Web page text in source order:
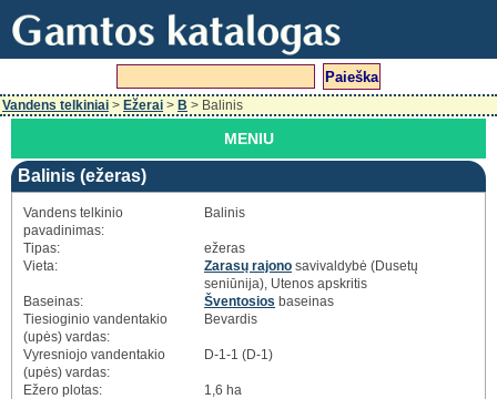
Vandens telkiniai > Ežerai > B > Balinis
MENIU
Balinis (ežeras)
Vandens telkinio
pavadinimas:
Balinis
Tipas:
ežeras
Vieta:
Zarasų rajono savivaldybė (Dusetų
seniūnija), Utenos apskritis
Baseinas:
Šventosios baseinas
Tiesioginio vandentakio
(upės) vardas:
Bevardis
Vyresniojo vandentakio
(upės) vardas:
D-1-1 (D-1)
Ežero plotas:
1,6 ha